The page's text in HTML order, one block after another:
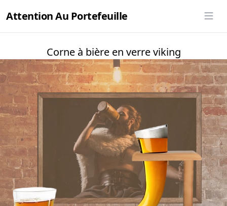
Attention Au Portefeuille
Corne à bière en verre viking